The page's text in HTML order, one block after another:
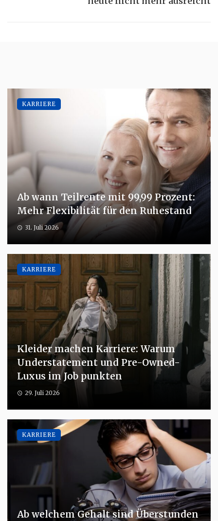
Ab wann Teilrente mit 99,99 Prozent:
Mehr Flexibilität für den Ruhestand
31. Juli 2026
KARRIERE
Kleider machen Karriere: Warum
Understatement und Pre-Owned-
Luxus im Job punkten
29. Juli 2026
KARRIERE
Ab welchem Gehalt sind Überstunden
KARRIERE